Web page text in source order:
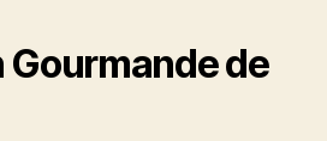
Gourmande de